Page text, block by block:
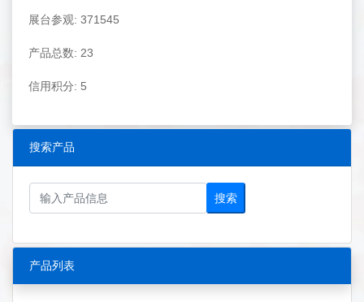
展台参观: 371545
产品总数: 23
信用积分: 5
搜索产品
搜索
产品列表